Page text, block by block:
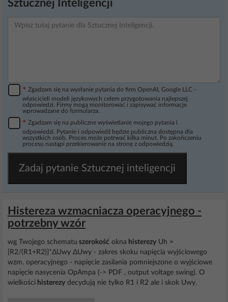
Sztucznej Inteligencji
* Zgadzam się na wysłanie pytania do firm OpenAI, Google LLC -
właścicieli modeli językowych celem przygotowania najlepszej
odpowiedzi. Firmy mogą monitorować i zapisywać informacje
wprowadzane do formularza.
* Zgadzam się na publiczne wyświetlanie mojego pytania i
odpowiedzi. Pytanie i odpowiedź będzie publiczna dostępna dla
wszystkich osób. Proces może potrwać kilka minut. Po zakończeniu
procesu nastąpi przekierowanie na stronę z odpowiedzią.
Zadaj pytanie Sztucznej inteligencji
Histereza wzmacniacza operacyjnego -
potrzebny wzór
wg Twojego schematu szerokość okna histerezy Uh =
[R2/(R1+R2)]*ΔUwy ΔUwy - zakres skoku napięcia wyjściowego
wzm. operacyjnego - napięcie zasilania pomniejszone o wyjściowe
napięcie nasycenia OpAmpa (-> PDF , output voltage swing). O
wielkości histerezy decydują nie tylko R1 i R2 ale i skok Uwy.